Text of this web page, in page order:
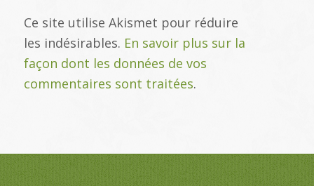
Ce site utilise Akismet pour réduire
les indésirables. En savoir plus sur la
façon dont les données de vos
commentaires sont traitées.